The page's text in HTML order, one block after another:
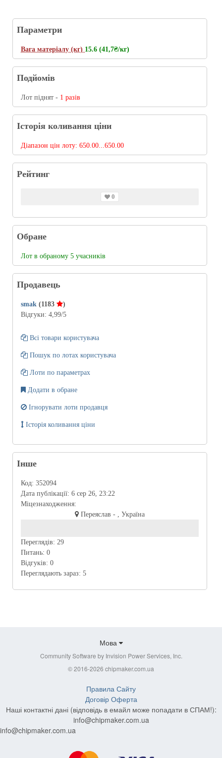
Параметри
Вага матеріалу (кг) 15.6 (41,7₴/кг)
Подйомів
Лот піднят - 1 разів
Історія коливання ціни
Діапазон цін лоту: 650.00...650.00
Рейтинг
0
Обране
Лот в обраному 5 учасників
Продавець
smak (1183
)
Відгуки: 4,99/5
Всі товари користувача
Пошук по лотах користувача
Лоти по параметрах
Додати в обране
Ігнорувати лоти продавця
Історія коливання ціни
Інше
Код: 352094
Дата публікації: 6 сер 26, 23:22
Міцезнаходження:
Переяслав - , Україна
Переглядів: 29
Питань: 0
Відгуків: 0
Переглядають зараз: 5
Мова
Community Software by Invision Power Services, Inc.
© 2016-2026 chipmaker.com.ua
Правила Сайту
Договір Оферта
Наші контактні дані (відповідь в емайл може попадати в СПАМ!):
info@chipmaker.com.ua
info@chipmaker.com.ua